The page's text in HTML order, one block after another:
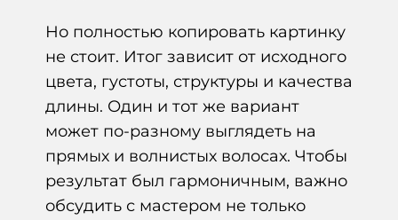
Но полностью копировать картинку
не стоит. Итог зависит от исходного
цвета, густоты, структуры и качества
длины. Один и тот же вариант
может по-разному выглядеть на
прямых и волнистых волосах. Чтобы
результат был гармоничным, важно
обсудить с мастером не только